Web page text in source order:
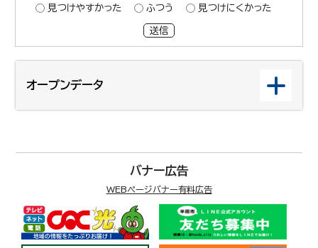
見つけやすかった
ふつう 見つけにくかった
送信
オープンデータ
バナー広告
WEBページバナー有料広告